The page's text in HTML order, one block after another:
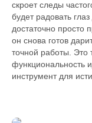
скроет следы
будет радовать
достаточно просто
он снова готов
точной работы. Это
функциональность
инструмент для